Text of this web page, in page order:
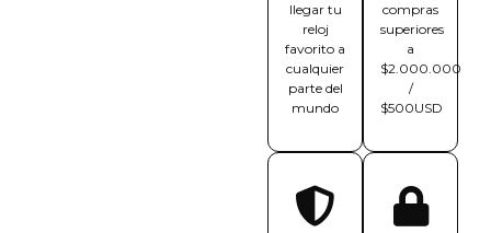
llegar tu
reloj
favorito a
cualquier
parte del
mundo
compras
superiores
a
$2.000.000
/
$500USD